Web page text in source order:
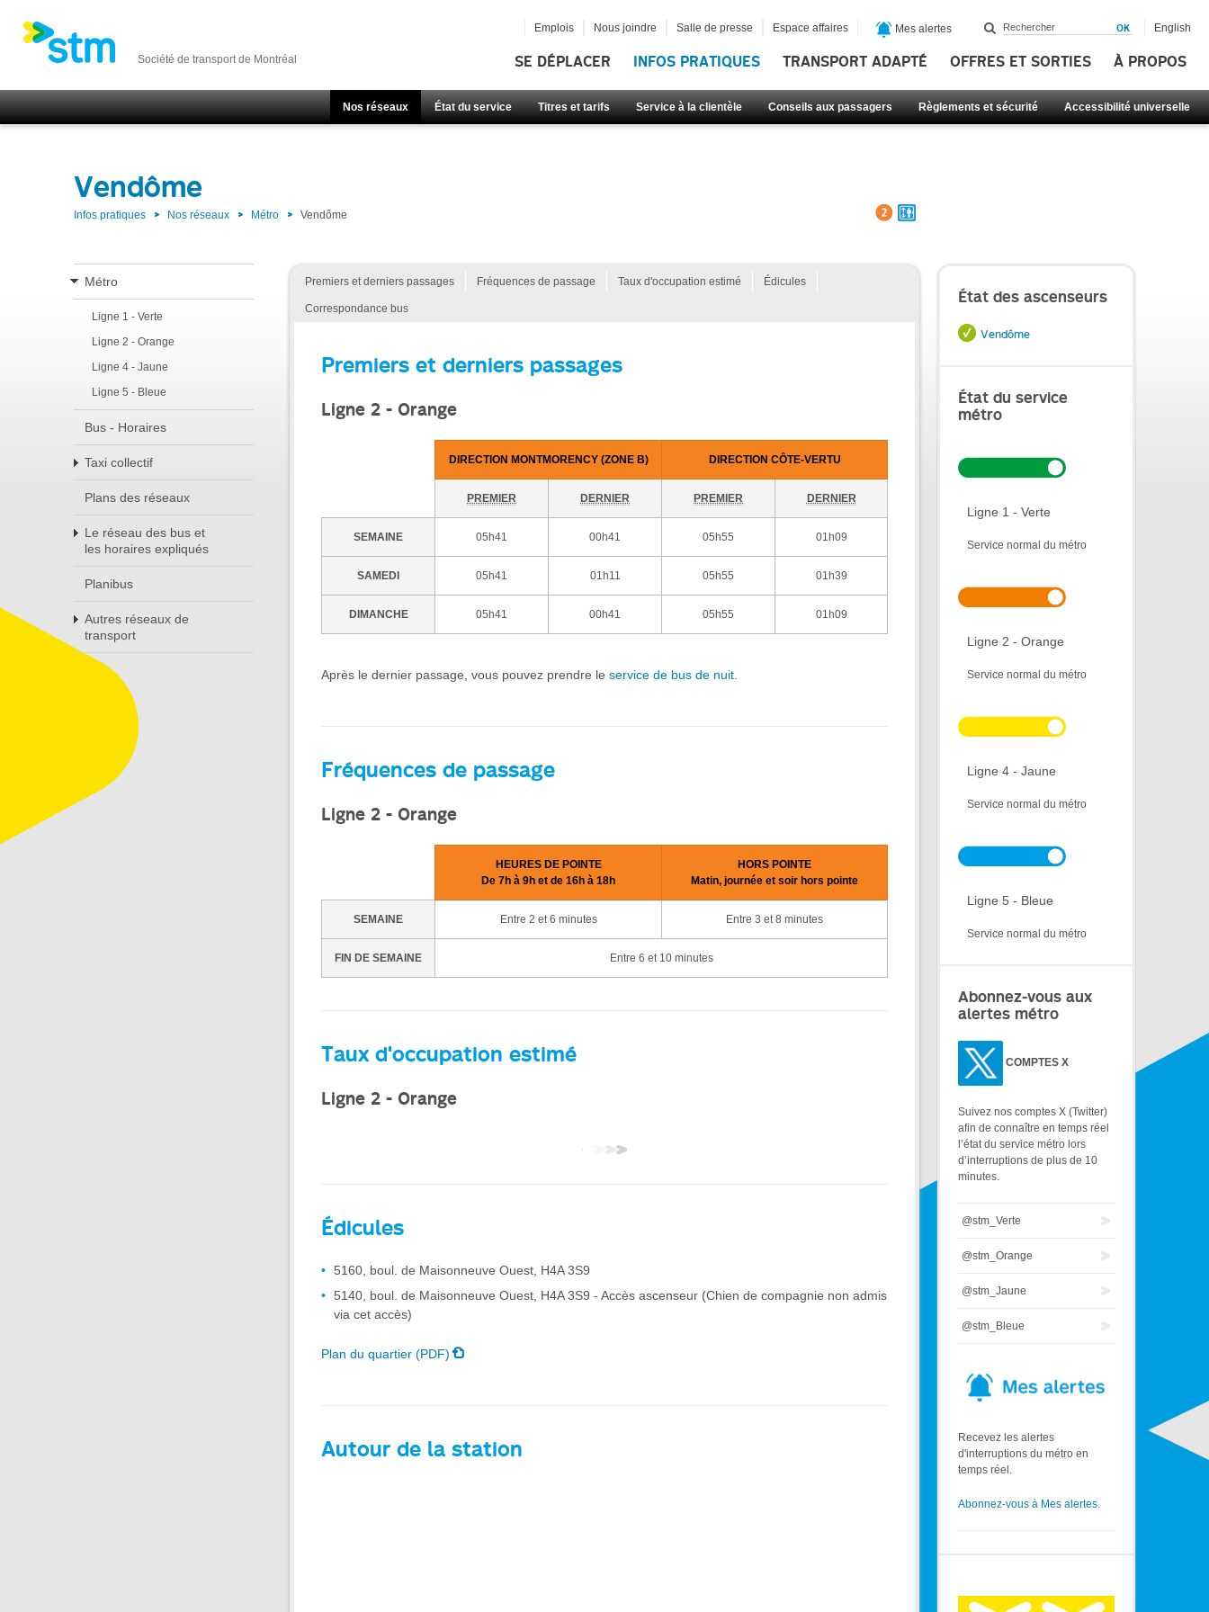
Société de transport de Montréal SE DÉPLACER INFOS PRATIQUES TRANSPORT ADAPTÉ OFFRES ET SORTIES À PROPOS
Nos réseaux État du service Titres et tarifs Service à la clientèle Conseils aux passagers Règlements et sécurité Accessibilité universelle
Emplois Nous joindre Salle de presse Espace affaires Mes alertes English
Vendôme
Infos pratiques Nos réseaux Métro Vendôme
Métro
Ligne 1 - Verte
Ligne 2 - Orange
Ligne 4 - Jaune
Ligne 5 - Bleue
Bus - Horaires
Taxi collectif
Plans des réseaux
Le réseau des bus et
les horaires expliqués
Planibus
Autres réseaux de
transport
Premiers et derniers passages Fréquences de passage Taux d'occupation estimé Édicules
Correspondance bus
Premiers et derniers passages
Ligne 2 - Orange
DIRECTION MONTMORENCY (ZONE B) DIRECTION CÔTE-VERTU
PREMIER DERNIER PREMIER DERNIER
SEMAINE 05h41 00h41 05h55 01h09
SAMEDI 05h41 01h11 05h55 01h39
DIMANCHE 05h41 00h41 05h55 01h09
Après le dernier passage, vous pouvez prendre le service de bus de nuit
Fréquences de passage
Ligne 2 - Orange
HEURES DE POINTE
De 7h à 9h et de 16h à 18h
HORS POINTE
Matin, journée et soir hors pointe
SEMAINE Entre 2 et 6 minutes Entre 3 et 8 minutes
FIN DE SEMAINE Entre 6 et 10 minutes
Taux d'occupation estimé
Ligne 2 - Orange
Édicules
5160, boul. de Maisonneuve Ouest, H4A 3S9
5140, boul. de Maisonneuve Ouest, H4A 3S9 - Accès ascenseur (Chien de compagnie non admis
via cet accès)
Plan du quartier (PDF)
Autour de la station
État des ascenseurs
Vendôme
État du service
métro
Ligne 1 - Verte
Service normal du métro
Ligne 2 - Orange
Service normal du métro
Ligne 4 - Jaune
Service normal du métro
Ligne 5 - Bleue
Service normal du métro
Abonnez-vous aux
alertes métro
COMPTES X
Suivez nos comptes X (Twitter)
afin de connaître en temps réel
l’état du service métro lors
d’interruptions de plus de 10
minutes.
@stm_Verte
@stm_Orange
@stm_Jaune
@stm_Bleue
Recevez les alertes
d'interruptions du métro en
temps réel.
Abonnez-vous à Mes alertes.